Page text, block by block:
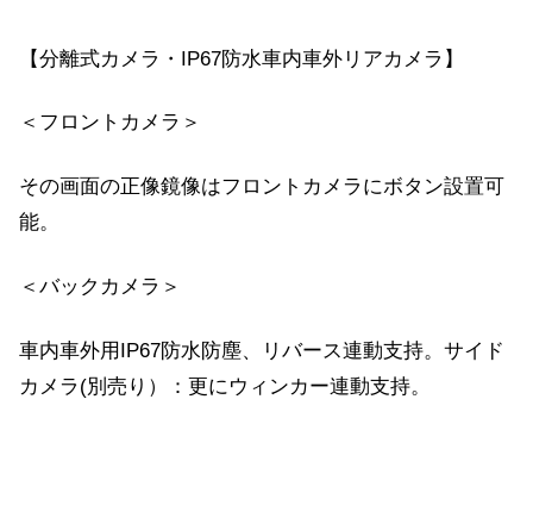
【分離式カメラ・IP67防水車内車外リアカメラ】
＜フロントカメラ＞
その画面の正像鏡像はフロントカメラにボタン設置可
能。
＜バックカメラ＞
車内車外用IP67防水防塵、リバース連動支持。サイド
カメラ(別売り）：更にウィンカー連動支持。